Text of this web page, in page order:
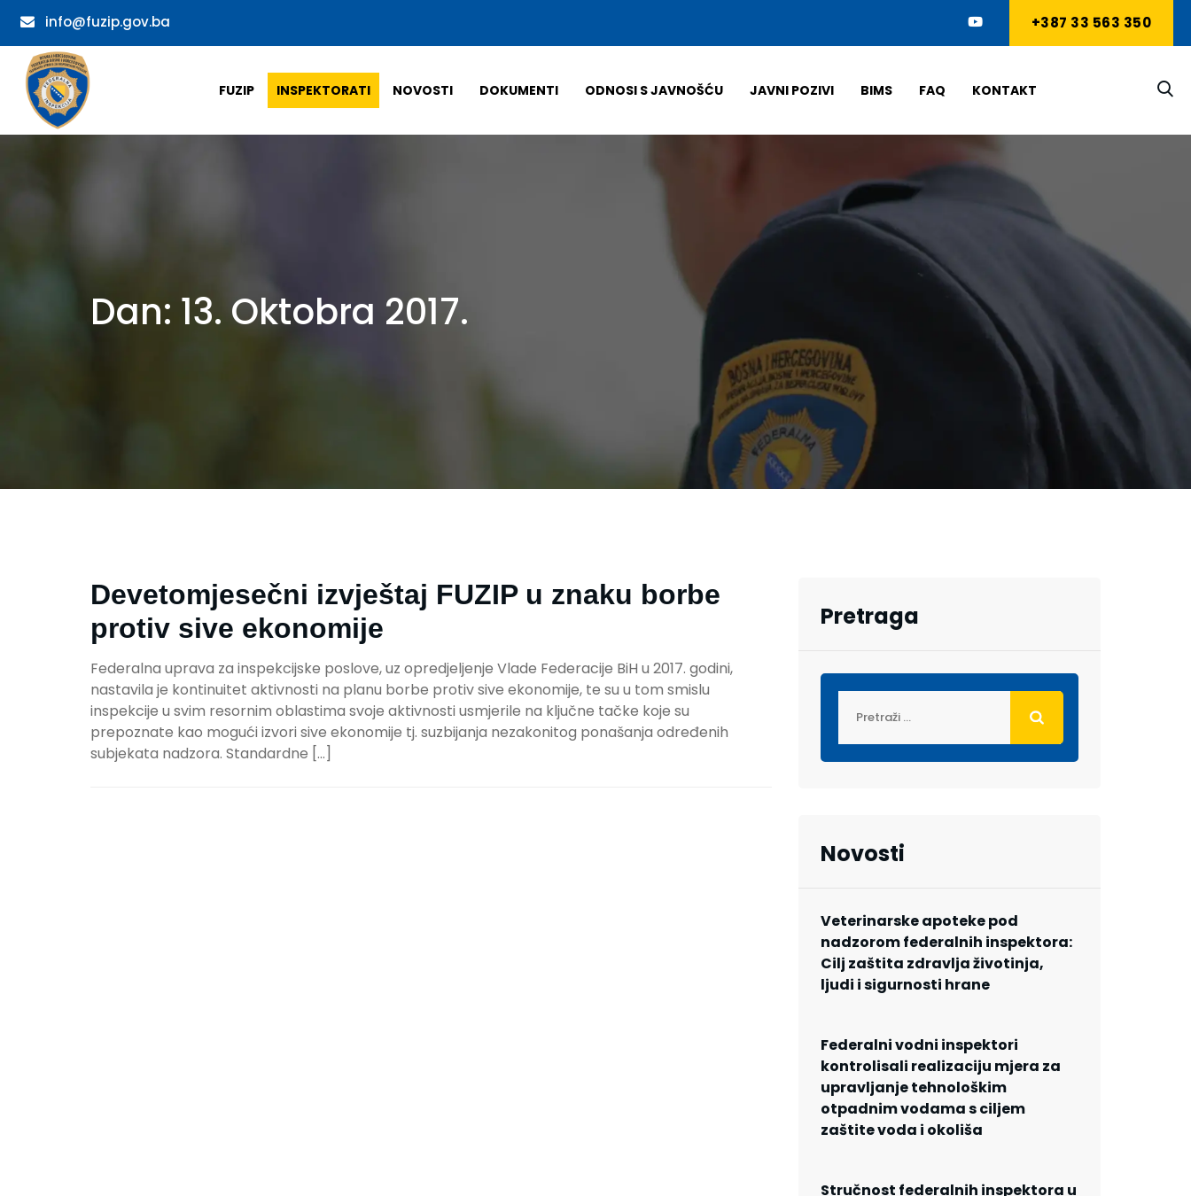
info@fuzip.gov.ba +387 33 563 350
FUZIP INSPEKTORATI NOVOSTI DOKUMENTI ODNOSI S JAVNOŠĆU JAVNI POZIVI BIMS FAQ KONTAKT
Dan: 13. Oktobra 2017.
Devetomjesečni izvještaj FUZIP u znaku borbe
protiv sive ekonomije
Federalna uprava za inspekcijske poslove, uz opredjeljenje Vlade Federacije BiH u 2017. godini,
nastavila je kontinuitet aktivnosti na planu borbe protiv sive ekonomije, te su u tom smislu
inspekcije u svim resornim oblastima svoje aktivnosti usmjerile na ključne tačke koje su
prepoznate kao mogući izvori sive ekonomije tj. suzbijanja nezakonitog ponašanja određenih
subjekata nadzora. Standardne […]
Pretraga
Novosti
Veterinarske apoteke pod
nadzorom federalnih inspektora:
Cilj zaštita zdravlja životinja,
ljudi i sigurnosti hrane
Federalni vodni inspektori
kontrolisali realizaciju mjera za
upravljanje tehnološkim
otpadnim vodama s ciljem
zaštite voda i okoliša
Stručnost federalnih inspektora u